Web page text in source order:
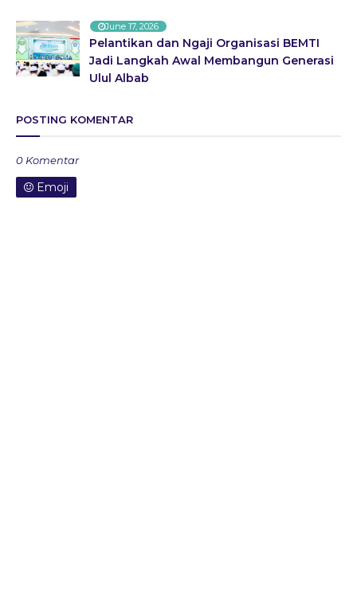
June 17, 2026
Pelantikan dan Ngaji Organisasi BEMTI
Jadi Langkah Awal Membangun Generasi
Ulul Albab
POSTING KOMENTAR
0 Komentar
Emoji